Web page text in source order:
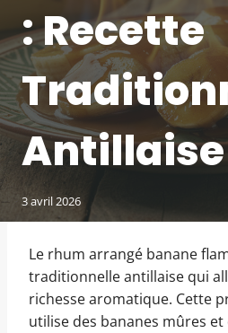
: Recette
3 avril 2026
Le rhum arrangé banane
traditionnelle antillaise qui
richesse aromatique. Cette
utilise des bananes mûres